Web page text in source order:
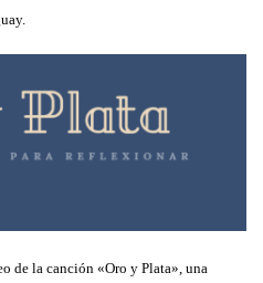
de la canción «Oro y Plata», una